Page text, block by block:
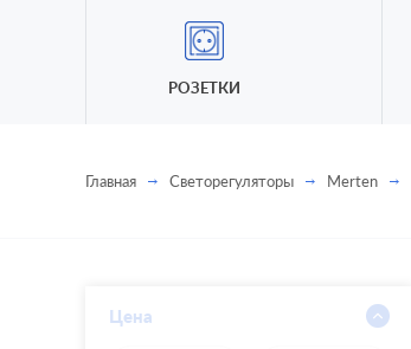
РОЗЕТКИ
Главная Светорегуляторы Merten
Цена